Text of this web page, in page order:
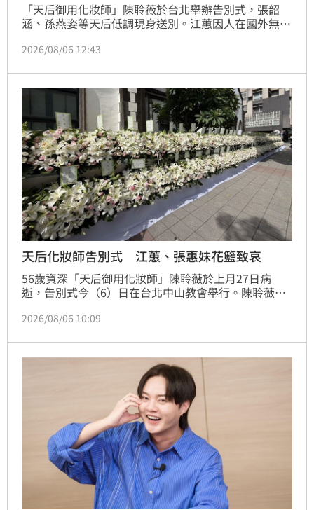
「天后御用化妝師」陳聆薇於台北舉辦告別式，張韶
涵、孫燕姿等天后低調現身送別。江蕙因人在國外無法
知噩耗後悲痛不已，因無法面對好友離世而不願到場。
驗的江蕙十分心疼，如今遺憾好友離世。陳聆薇曾與眾
多華語樂壇巨星合作，打造無數經典造型，在演藝圈地
位崇高且人緣極佳，此次告別式眾星雲集，展現其在幕
後無可取代的重要性，演藝圈好友皆對這位專業且溫暖
的幕後推手表達最深切的懷念與不捨。
2026/08/06 12:43
天后化妝師告別式 江蕙、張惠妹花籃致哀
56歲資深「天后御用化妝師」陳聆薇於上月27日病
逝，告別式今（6）日在台北中山教會舉行。陳聆薇生
界。現場佈滿白色花海，江蕙、張惠妹、蔡健雅、A-
花籃致哀，現場更有不少藝人親自到場送別。
2026/08/06 10:09